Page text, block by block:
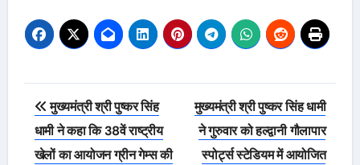
Post
navigation
मुख्यमंत्री श्री पुष्कर सिंह
धामी ने कहा कि 38वें राष्ट्रीय
खेलों का आयोजन ग्रीन गेम्स की
मुख्यमंत्री श्री पुष्कर सिंह धामी
ने गुरुवार को हल्द्वानी गौलापार
स्पोर्ट्स स्टेडियम में आयोजित